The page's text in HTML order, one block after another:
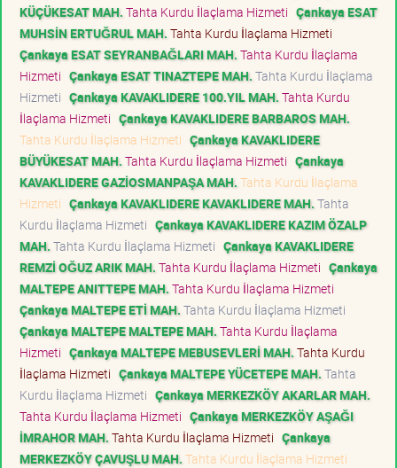
KÜÇÜKESAT MAH. Tahta Kurdu İlaçlama Hizmeti Çankaya ESAT
MUHSİN ERTUĞRUL MAH. Tahta Kurdu İlaçlama Hizmeti
Çankaya ESAT SEYRANBAĞLARI MAH. Tahta Kurdu İlaçlama
Hizmeti Çankaya ESAT TINAZTEPE MAH. Tahta Kurdu İlaçlama
Hizmeti Çankaya KAVAKLIDERE 100.YIL MAH. Tahta Kurdu
İlaçlama Hizmeti Çankaya KAVAKLIDERE BARBAROS MAH.
Tahta Kurdu İlaçlama Hizmeti Çankaya KAVAKLIDERE
BÜYÜKESAT MAH. Tahta Kurdu İlaçlama Hizmeti Çankaya
KAVAKLIDERE GAZİOSMANPAŞA MAH. Tahta Kurdu İlaçlama
Hizmeti Çankaya KAVAKLIDERE KAVAKLIDERE MAH. Tahta
Kurdu İlaçlama Hizmeti Çankaya KAVAKLIDERE KAZIM ÖZALP
MAH. Tahta Kurdu İlaçlama Hizmeti Çankaya KAVAKLIDERE
REMZİ OĞUZ ARIK MAH. Tahta Kurdu İlaçlama Hizmeti Çankaya
MALTEPE ANITTEPE MAH. Tahta Kurdu İlaçlama Hizmeti
Çankaya MALTEPE ETİ MAH. Tahta Kurdu İlaçlama Hizmeti
Çankaya MALTEPE MALTEPE MAH. Tahta Kurdu İlaçlama
Hizmeti Çankaya MALTEPE MEBUSEVLERİ MAH. Tahta Kurdu
İlaçlama Hizmeti Çankaya MALTEPE YÜCETEPE MAH. Tahta
Kurdu İlaçlama Hizmeti Çankaya MERKEZKÖY AKARLAR MAH.
Tahta Kurdu İlaçlama Hizmeti Çankaya MERKEZKÖY AŞAĞI
İMRAHOR MAH. Tahta Kurdu İlaçlama Hizmeti Çankaya
MERKEZKÖY ÇAVUŞLU MAH. Tahta Kurdu İlaçlama Hizmeti